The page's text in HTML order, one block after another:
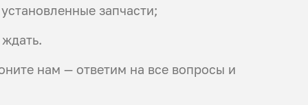
запчасти;
нам — ответим на все вопросы и